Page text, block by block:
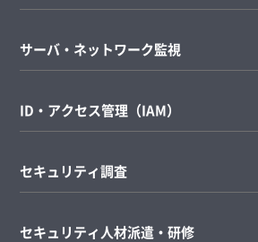
サーバ・ネットワーク監視
ID・アクセス管理（IAM）
セキュリティ調査
セキュリティ人材派遣・研修